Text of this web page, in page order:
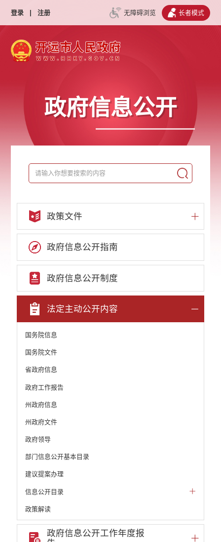
登录 | 注册 无障碍浏览 长者模式
政府信息公开
政策文件
政府信息公开指南
政府信息公开制度
法定主动公开内容
国务院信息
国务院文件
省政府信息
政府工作报告
州政府信息
州政府文件
政府领导
部门信息公开基本目录
建议提案办理
信息公开目录
政策解读
机构职能和权责清单
政府信息公开工作年度报